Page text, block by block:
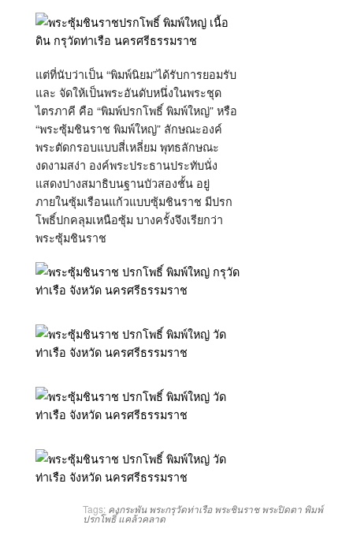
แต่ที่นับว่าเป็น “พิมพ์นิยม”ได้รับการยอมรับ
และ จัดให้เป็นพระอันดับหนึ่งในพระชุด
ไตรภาคี คือ “พิมพ์ปรกโพธิ์ พิมพ์ใหญ่” หรือ
“พระซุ้มชินราช พิมพ์ใหญ่” ลักษณะองค์
พระตัดกรอบแบบสี่เหลี่ยม พุทธลักษณะ
งดงามสง่า องค์พระประธานประทับนั่ง
แสดงปางสมาธิบนฐานบัวสองชั้น อยู่
ภายในซุ้มเรือนแก้วแบบซุ้มชินราช มีปรก
โพธิ์ปกคลุมเหนือซุ้ม บางครั้งจึงเรียกว่า
พระซุ้มชินราช
Tags: คงกระพัน พระกรุวัดท่าเรือ พระชินราช พระปิดตา พิมพ์
ปรกโพธิ์ แคล้วคลาด